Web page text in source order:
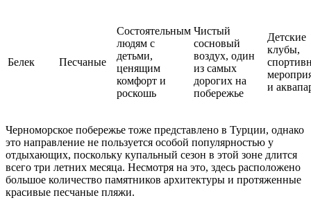
Белек Песчаные
Состоятельным
людям с
детьми,
ценящим
комфорт и
роскошь
Чистый
сосновый
воздух, один
из самых
дорогих на
побережье
Детские
клубы,
и
Черноморское побережье тоже представлено в Турции, однако
это направление не пользуется особой популярностью у
отдыхающих, поскольку купальный сезон в этой зоне длится
всего три летних месяца. Несмотря на это, здесь расположено
большое количество памятников архитектуры и протяженные
красивые песчаные пляжи.